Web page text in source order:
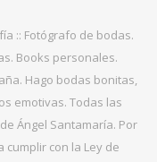
:: Fotógrafo de bodas.
Books personales.
Hago bodas bonitas,
emotivas. Todas las
Ángel Santamaría. Por
cumplir con la Ley de